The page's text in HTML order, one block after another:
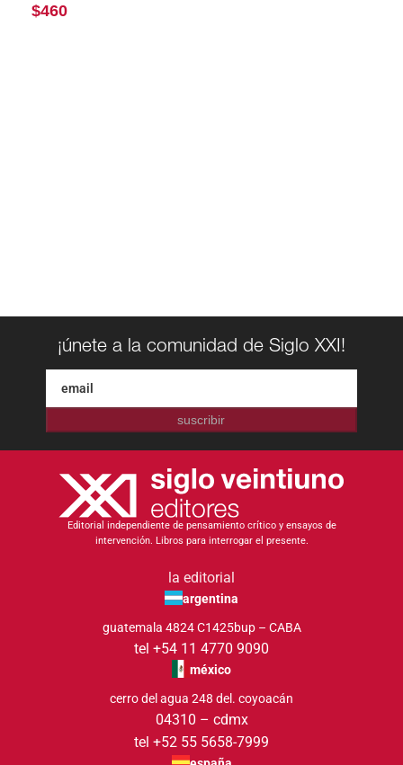
$460
¡únete a la comunidad de Siglo XXI!
suscribir
Editorial independiente de pensamiento crítico y ensayos de
intervención. Libros para interrogar el presente.
la editorial
argentina
guatemala 4824 C1425bup – CABA
tel +54 11 4770 9090
méxico
cerro del agua 248 del. coyoacán
04310 – cdmx
tel +52 55 5658-7999